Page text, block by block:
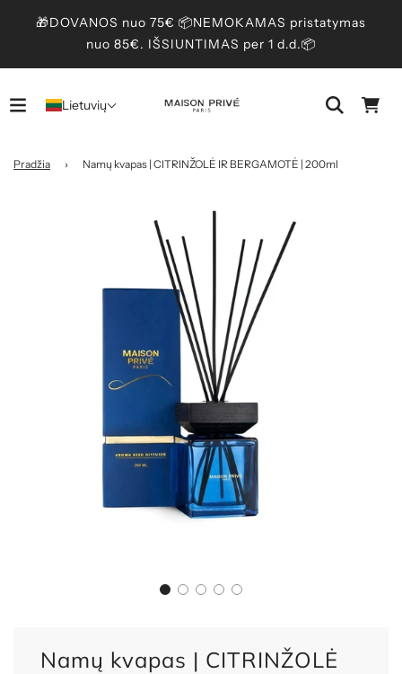
🎁DOVANOS nuo 75€ 📦NEMOKAMAS pristatymas
nuo 85€. IŠSIUNTIMAS per 1 d.d.📦
Lietuvių
Pradžia › Namų kvapas | CITRINŽOLĖ IR BERGAMOTĖ | 200ml
Namų kvapas | CITRINŽOLĖ